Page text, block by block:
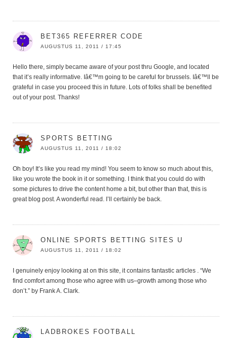
BET365 REFERRER CODE
AUGUSTUS 11, 2011 / 17:45
Hello there, simply became aware of your post thru Google, and located
that it’s really informative. Iâ€™m going to be careful for brussels. Iâ€™ll be
grateful in case you proceed this in future. Lots of folks shall be benefited
out of your post. Thanks!
SPORTS BETTING
AUGUSTUS 11, 2011 / 18:02
Oh boy! It’s like you read my mind! You seem to know so much about this,
like you wrote the book in it or something. I think that you could do with
some pictures to drive the content home a bit, but other than that, this is
great blog post. A wonderful read. I’ll certainly be back.
ONLINE SPORTS BETTING SITES U
AUGUSTUS 11, 2011 / 18:02
I genuinely enjoy looking at on this site, it contains fantastic articles . “We
find comfort among those who agree with us–growth among those who
don’t.” by Frank A. Clark.
LADBROKES FOOTBALL